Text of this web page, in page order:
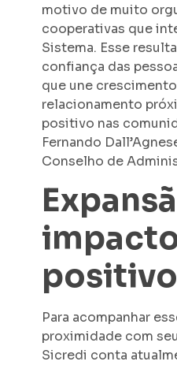
motivo de muito
cooperativas que
Sistema. Esse
confiança das
que une
relacionamento
positivo nas
Fernando
Conselho de
positivo
Para acompanhar
proximidade com
Sicredi conta